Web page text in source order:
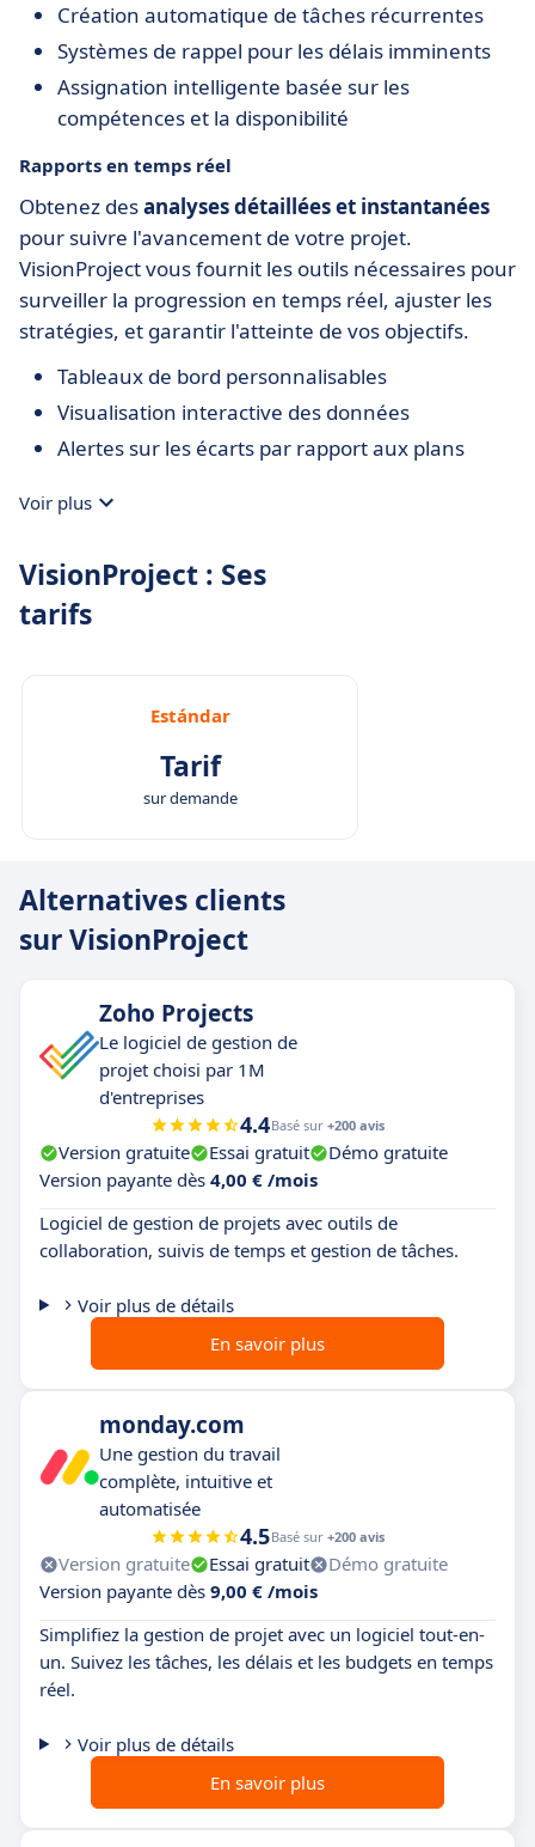
Création automatique de tâches récurrentes
Systèmes de rappel pour les délais imminents
Assignation intelligente basée sur les
compétences et la disponibilité
Rapports en temps réel
Obtenez desanalyses détaillées et instantanées
pour suivre l'avancement de votre projet.
VisionProject vous fournit les outils nécessaires pour
surveiller la progression en temps réel, ajuster les
stratégies, et garantir l'atteinte de vos objectifs.
Tableaux de bord personnalisables
Visualisation interactive des données
Alertes sur les écarts par rapport aux plans
Voir plus
VisionProject : Ses
tarifs
Estándar
Tarif
sur demande
Alternatives clients
sur VisionProject
Zoho Projects
Le logiciel de gestion de
projet choisi par 1M
d'entreprises
4.4Basé sur +200 avis
Version gratuite Essai gratuit
Démo gratuite
Version payante dès 4,00 € /mois
Logiciel de gestion de projets avec outils de
collaboration, suivis de temps et gestion de tâches.
Voir plus de détails
En savoir plus
monday.com
Une gestion du travail
complète, intuitive et
automatisée
4.5Basé sur +200 avis
Version gratuite Essai gratuit
Démo gratuite
Version payante dès 9,00 € /mois
Simplifiez la gestion de projet avec un logiciel tout-en-
un. Suivez les tâches, les délais et les budgets en temps
réel.
Voir plus de détails
En savoir plus